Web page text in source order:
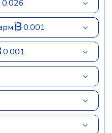
0.026
0.001
0.001